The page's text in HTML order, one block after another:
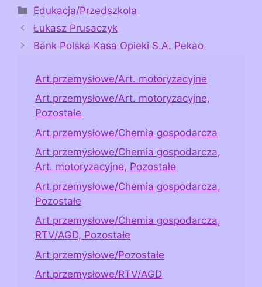
Kategorie
Edukacja/Przedszkola
Łukasz Prusaczyk
Bank Polska Kasa Opieki S.A. Pekao
Art.przemysłowe/Art. motoryzacyjne
Art.przemysłowe/Art. motoryzacyjne,
Pozostałe
Art.przemysłowe/Chemia gospodarcza
Art.przemysłowe/Chemia gospodarcza,
Art. motoryzacyjne, Pozostałe
Art.przemysłowe/Chemia gospodarcza,
Pozostałe
Art.przemysłowe/Chemia gospodarcza,
RTV/AGD, Pozostałe
Art.przemysłowe/Pozostałe
Art.przemysłowe/RTV/AGD